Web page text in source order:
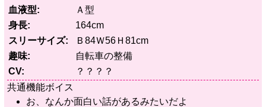
血液型
Ａ型
身長
164cm
スリーサイズ
Ｂ84Ｗ56Ｈ81cm
趣味
自転車の整備
CV
？？？？
共通機能ボイス
お、なんか面白い話があるみたいだよ